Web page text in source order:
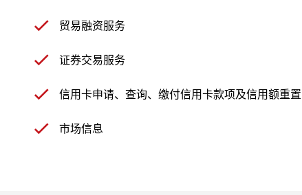
贸易融资服务
证券交易服务
信用卡申请、查询、缴付信用卡款项及信用额重置
市场信息